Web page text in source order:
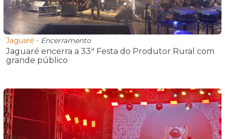
Jaguaré - Encerramento
Jaguaré encerra a 33ª Festa do Produtor Rural com
grande público